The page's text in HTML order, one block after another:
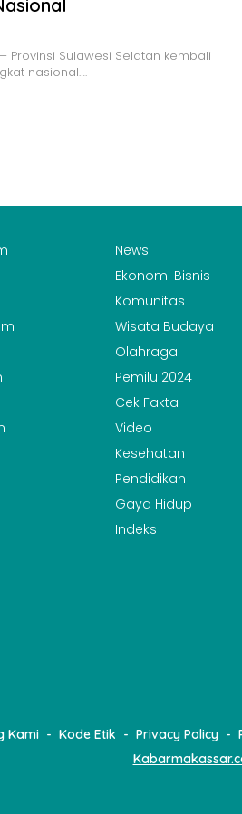
Provinsi Sulawesi Selatan kembali
nasional….
News
Ekonomi Bisnis
Komunitas
Wisata Budaya
Olahraga
Pemilu 2024
Cek Fakta
Video
Kesehatan
Pendidikan
Gaya Hidup
Indeks
Kami Kode Etik Privacy Policy